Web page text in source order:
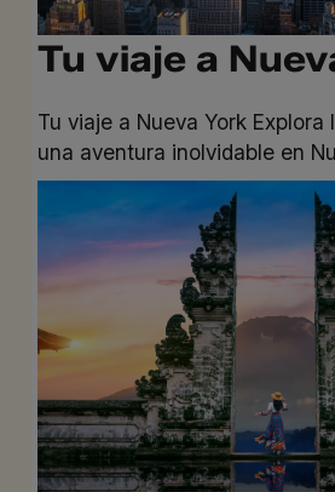
Tu viaje a
Tu viaje a Nueva York Explora
una aventura inolvidable en